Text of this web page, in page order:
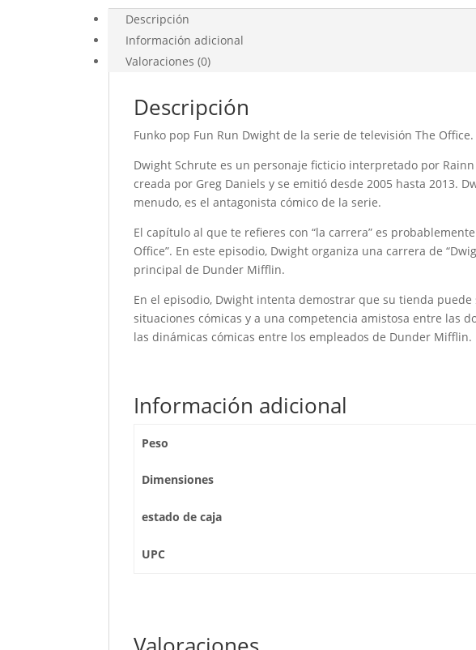
Descripción
Información adicional
Valoraciones (0)
Descripción
Funko pop Fun Run Dwight de la serie de televisión The Office.
Dwight Schrute es un personaje ficticio interpretado por
creada por Greg Daniels y se emitió desde 2005 hasta 2013.
menudo, es el antagonista cómico de la serie.
El capítulo al que te refieres con “la carrera” es
Office”. En este episodio, Dwight organiza una carrera de
principal de Dunder Mifflin.
En el episodio, Dwight intenta demostrar que su tienda
situaciones cómicas y a una competencia amistosa entre las
las dinámicas cómicas entre los empleados de Dunder Mifflin.
Información adicional
Peso
Dimensiones
estado de caja
UPC